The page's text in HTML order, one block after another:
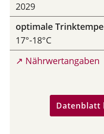
2029
optimale
17°-18°C
↗ Nährwertangaben
Datenblatt